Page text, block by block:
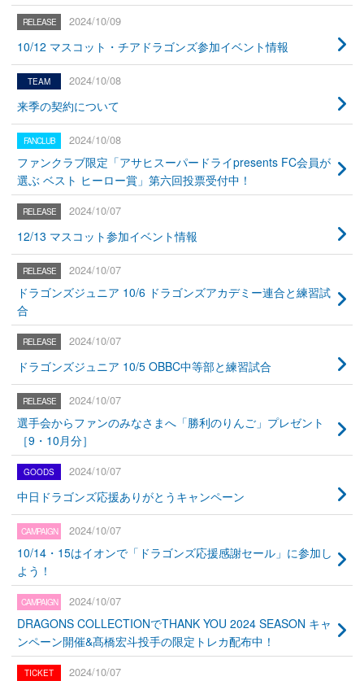
2024/10/09
10/12 マスコット・チアドラゴンズ参加イベント情報
2024/10/08
来季の契約について
2024/10/08
ファンクラブ限定「アサヒスーパードライpresents FC会員が
選ぶ ベスト ヒーロー賞」第六回投票受付中！
2024/10/07
12/13 マスコット参加イベント情報
2024/10/07
ドラゴンズジュニア 10/6 ドラゴンズアカデミー連合と練習試
合
2024/10/07
ドラゴンズジュニア 10/5 OBBC中等部と練習試合
2024/10/07
選手会からファンのみなさまへ「勝利のりんご」プレゼント
［9・10月分］
2024/10/07
中日ドラゴンズ応援ありがとうキャンペーン
2024/10/07
10/14・15はイオンで「ドラゴンズ応援感謝セール」に参加し
よう！
2024/10/07
DRAGONS COLLECTIONでTHANK YOU 2024 SEASON キャ
ンペーン開催&髙橋宏斗投手の限定トレカ配布中！
2024/10/07